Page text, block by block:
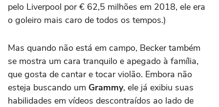
pelo Liverpool por € 62,5 milhões em 2018, ele era
o goleiro mais caro de todos os tempos.)
Mas quando não está em campo, Becker também
se mostra um cara tranquilo e apegado à família,
que gosta de cantar e tocar violão. Embora não
esteja buscando um Grammy, ele já exibiu suas
habilidades em vídeos descontraídos ao lado de